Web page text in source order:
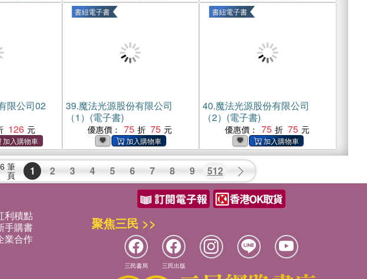
限公司02
126
書紐電子書
39.魔法光源股份有限公司
（1）(電子書)
優惠價： 75 75
書紐電子書
40.魔法光源股份有限公司
（2）(電子書)
優惠價： 75 75
筆
頁 1 2 3 4 5 6 7 8 9 512
利積點
手購書
業合作
聚焦三民 >>
三民書局 三民出版